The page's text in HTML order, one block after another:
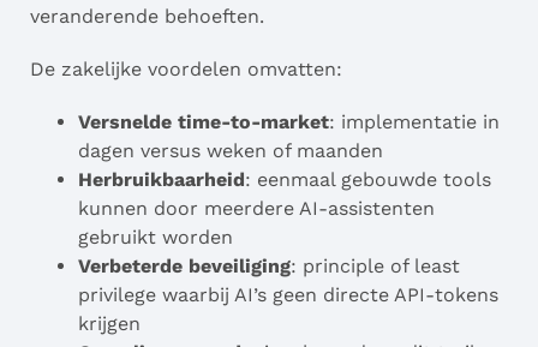
veranderende behoeften.
De zakelijke voordelen omvatten:
Versnelde time-to-market: implementatie in
dagen versus weken of maanden
Herbruikbaarheid: eenmaal gebouwde tools
kunnen door meerdere AI-assistenten
gebruikt worden
Verbeterde beveiliging: principle of least
privilege waarbij AI’s geen directe API-tokens
krijgen